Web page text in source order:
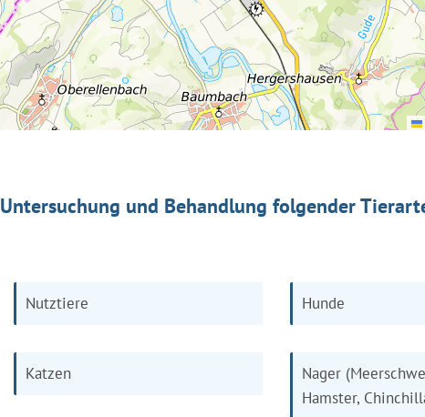
Untersuchung und Behandlung folgender
Nutztiere Hunde
Katzen
Nager
Hamster,